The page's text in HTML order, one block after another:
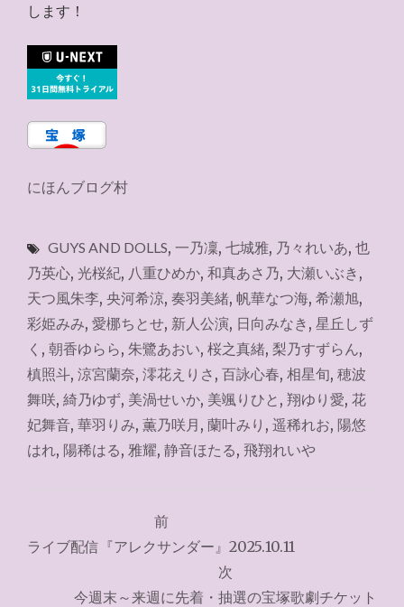
します！
にほんブログ村
GUYS AND DOLLS, 一乃凜, 七城雅, 乃々れいあ, 也
乃英心, 光桜紀, 八重ひめか, 和真あさ乃, 大瀬いぶき ,
天つ風朱李, 央河希涼, 奏羽美緒, 帆華なつ海, 希瀬旭,
彩姫みみ, 愛梛ちとせ, 新人公演, 日向みなき , 星丘しず
く , 朝香ゆらら, 朱鷺あおい, 桜之真緒, 梨乃すずらん,
槙照斗, 涼宮蘭奈, 澪花えりさ , 百詠心春, 相星旬, 穂波
舞咲, 綺乃ゆず, 美渦せいか, 美颯りひと , 翔ゆり愛, 花
妃舞音, 華羽りみ, 薫乃咲月 , 蘭叶みり , 遥稀れお, 陽悠
はれ, 陽稀はる, 雅耀, 静音ほたる, 飛翔れいや
稿
前
ライブ配信『アレクサンダー』2025.10.11
次
今週末～来週に先着・抽選の宝塚歌劇チケット